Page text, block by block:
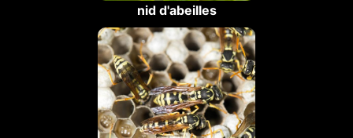
nid d'abeilles